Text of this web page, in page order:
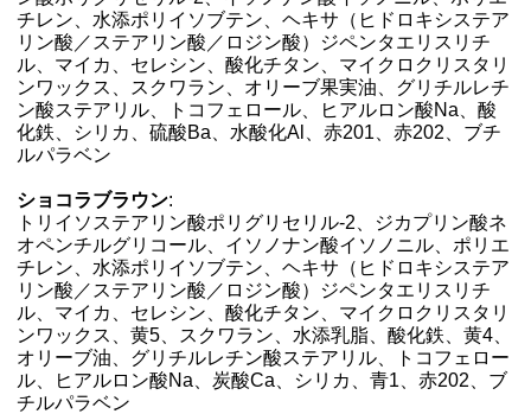
チレン、水添ポリイソブテン、ヘキサ（ヒドロキシステア
リン酸／ステアリン酸／ロジン酸）ジペンタエリスリチ
ル、マイカ、セレシン、酸化チタン、マイクロクリスタリ
ンワックス、スクワラン、オリーブ果実油、グリチルレチ
ン酸ステアリル、トコフェロール、ヒアルロン酸Na、酸
化鉄、シリカ、硫酸Ba、水酸化Al、赤201、赤202、ブチ
ルパラベン
ショコラブラウン:
トリイソステアリン酸ポリグリセリル-2、ジカプリン酸ネ
オペンチルグリコール、イソノナン酸イソノニル、ポリエ
チレン、水添ポリイソブテン、ヘキサ（ヒドロキシステア
リン酸／ステアリン酸／ロジン酸）ジペンタエリスリチ
ル、マイカ、セレシン、酸化チタン、マイクロクリスタリ
ンワックス、黄5、スクワラン、水添乳脂、酸化鉄、黄4、
オリーブ油、グリチルレチン酸ステアリル、トコフェロー
ル、ヒアルロン酸Na、炭酸Ca、シリカ、青1、赤202、ブ
チルパラベン